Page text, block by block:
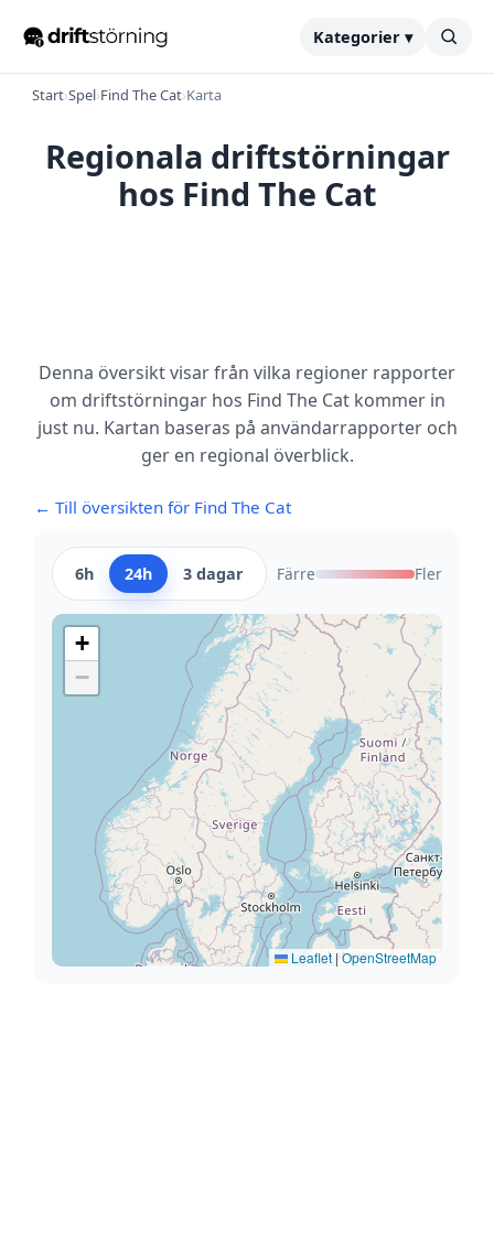
Kategorier ▾
Start›Spel›Find The Cat›Karta
Regionala driftstörningar
hos Find The Cat
Denna översikt visar från vilka regioner rapporter
om driftstörningar hos Find The Cat kommer in
just nu. Kartan baseras på användarrapporter och
ger en regional överblick.
← Till översikten för Find The Cat
6h 24h 3 dagar Färre Fler
+
−
Leaflet|OpenStreetMap